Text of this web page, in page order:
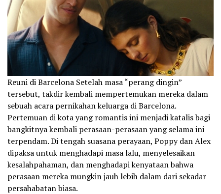
‎Reuni di Barcelona Setelah masa “perang dingin”
tersebut, takdir kembali mempertemukan mereka dalam
sebuah acara pernikahan keluarga di Barcelona.
Pertemuan di kota yang romantis ini menjadi katalis bagi
bangkitnya kembali perasaan-perasaan yang selama ini
terpendam. Di tengah suasana perayaan, Poppy dan Alex
dipaksa untuk menghadapi masa lalu, menyelesaikan
kesalahpahaman, dan menghadapi kenyataan bahwa
perasaan mereka mungkin jauh lebih dalam dari sekadar
persahabatan biasa.